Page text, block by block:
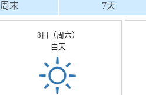
周末 7天
8日（周六）
白天